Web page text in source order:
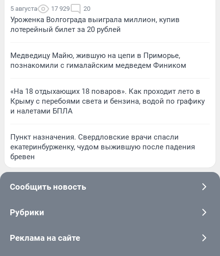
5 августа 17 929 20
Уроженка Волгограда выиграла миллион, купив
лотерейный билет за 20 рублей
Медведицу Майю, жившую на цепи в Приморье,
познакомили с гималайским медведем Фиником
«На 18 отдыхающих 18 поваров». Как проходит лето в
Крыму с перебоями света и бензина, водой по графику
и налетами БПЛА
Пункт назначения. Свердловские врачи спасли
екатеринбурженку, чудом выжившую после падения
бревен
Сообщить новость
Рубрики
Реклама на сайте